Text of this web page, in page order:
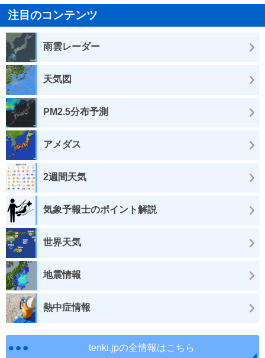
注目のコンテンツ
雨雲レーダー
天気図
PM2.5分布予測
アメダス
2週間天気
気象予報士のポイント解説
世界天気
地震情報
熱中症情報
tenki.jpの全情報はこちら